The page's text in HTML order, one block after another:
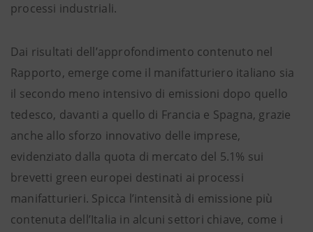
processi industriali.
Dai risultati dell’approfondimento contenuto nel
Rapporto, emerge come il manifatturiero italiano sia
il secondo meno intensivo di emissioni dopo quello
tedesco, davanti a quello di Francia e Spagna, grazie
anche allo sforzo innovativo delle imprese,
evidenziato dalla quota di mercato del 5.1% sui
brevetti green europei destinati ai processi
manifatturieri. Spicca l’intensità di emissione più
contenuta dell’Italia in alcuni settori chiave, come i